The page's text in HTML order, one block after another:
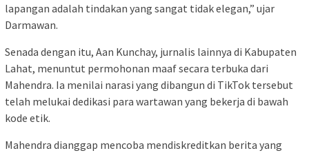
lapangan adalah tindakan yang sangat tidak elegan,” ujar
Darmawan.
Senada dengan itu, Aan Kunchay, jurnalis lainnya di Kabupaten
Lahat, menuntut permohonan maaf secara terbuka dari
Mahendra. Ia menilai narasi yang dibangun di TikTok tersebut
telah melukai dedikasi para wartawan yang bekerja di bawah
kode etik.
Mahendra dianggap mencoba mendiskreditkan berita yang